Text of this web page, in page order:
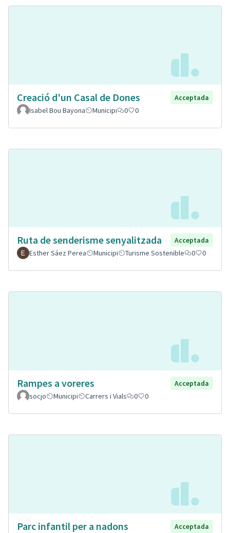
Creació d'un Casal de Dones
Acceptada
Isabel Bou Bayona
Municipi 0 0
Ruta de senderisme senyalitzada
Acceptada
Esther Sáez Perea
Municipi Turisme Sostenible 0 0
Rampes a voreres
Acceptada
socjo
Municipi Carrers i Vials 0 0
Parc infantil per a nadons
Acceptada